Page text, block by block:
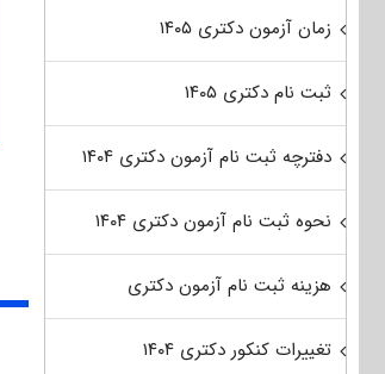
زمان آزمون دکتری ۱۴۰۵
ثبت نام دکتری ۱۴۰۵
دفترچه ثبت نام آزمون دکتری ۱۴۰۴
نحوه ثبت نام آزمون دکتری ۱۴۰۴
هزینه ثبت نام آزمون دکتری
تغییرات کنکور دکتری ۱۴۰۴